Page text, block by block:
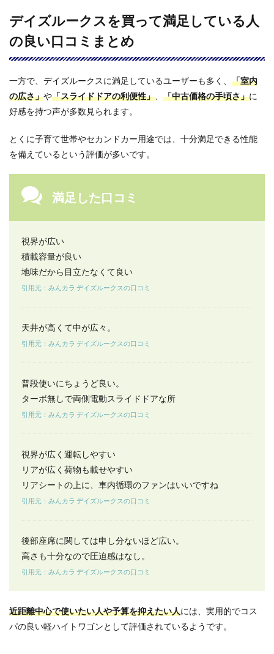
ーク
スを
おす
すめ
する
おす
すめ
しな
い人
デイ
ズル
実燃
費は
くら
す
か？
5.2
加速
いと
のは
本当
か？
5.3
どん
にデ
クス
いて
いま
か？
安全
はど
の程
待で
きま
す
か？
デイズルークスを買って満足している人
の良い口コミまとめ
一方で、デイズルークスに満足しているユーザーも多く、 「室内
の広さ」や「スライドドアの利便性」 「中古価格の手頃さ」に
好感を持つ声が多数見られます。
とくに子育て世帯やセカンドカー用途では、十分満足できる性能
を備えているという評価が多いです。
満足した口コミ
視界が広い
積載容量が良い
地味だから目立たなくて良い
引用元：みんカラ デイズルークスの口コミ
天井が高くて中が広々。
引用元：みんカラ デイズルークスの口コミ
普段使いにちょうど良い。
ターボ無しで両側電動スライドドアな所
引用元：みんカラ デイズルークスの口コミ
視界が広く運転しやすい
リアが広く荷物も載せやすい
リアシートの上に、車内循環のファンはいいですね
引用元：みんカラ デイズルークスの口コミ
後部座席に関しては申し分ないほど広い。
高さも十分なので圧迫感はなし。
引用元：みんカラ デイズルークスの口コミ
近距離中心で使いたい人や予算を抑えたい人には、実用的でコス
パの良い軽ハイトワゴンとして評価されているようです。